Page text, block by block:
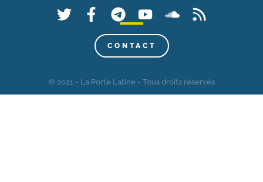
CONTACT
© 2021 - La Porte Latine - Tous droits réservés